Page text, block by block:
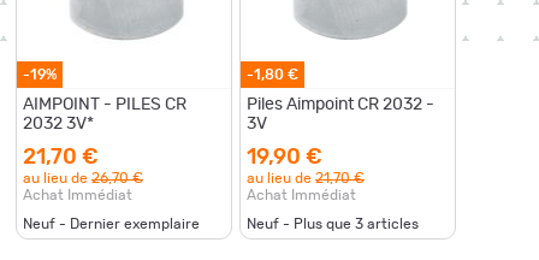
-19%
AIMPOINT - PILES CR
2032 3V*
21,70 €
au lieu de 26,70 €
Achat Immédiat
Neuf - Dernier exemplaire
-1,80 €
Piles Aimpoint CR 2032 -
3V
19,90 €
au lieu de 21,70 €
Achat Immédiat
Neuf - Plus que 3 articles